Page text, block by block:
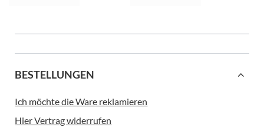
BESTELLUNGEN
Ich möchte die Ware reklamieren
Hier Vertrag widerrufen